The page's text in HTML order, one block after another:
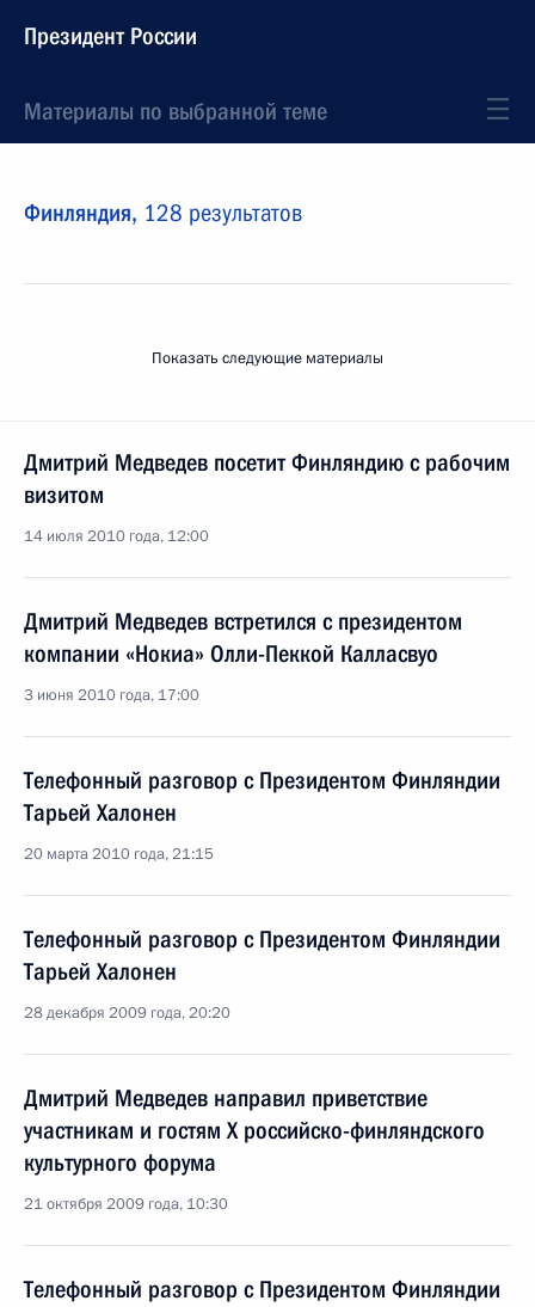
Президент России
Материалы по выбранной теме
Финляндия, 128 результатов
Показать следующие материалы
Дмитрий Медведев посетит Финляндию с рабочим
визитом
14 июля 2010 года, 12:00
Дмитрий Медведев встретился с президентом
компании «Нокиа» Олли-Пеккой Калласвуо
3 июня 2010 года, 17:00
Телефонный разговор с Президентом Финляндии
Тарьей Халонен
20 марта 2010 года, 21:15
Телефонный разговор с Президентом Финляндии
Тарьей Халонен
28 декабря 2009 года, 20:20
Дмитрий Медведев направил приветствие
участникам и гостям X российско-финляндского
культурного форума
21 октября 2009 года, 10:30
Телефонный разговор с Президентом Финляндии